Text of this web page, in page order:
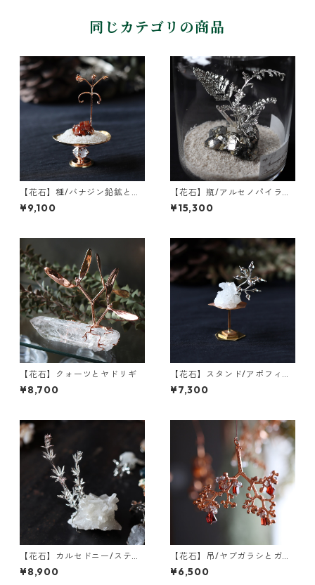
同じカテゴリの商品
【花石】種/バナジン鉛鉱とフ
ウセンカズラ
¥9,100
【花石】瓶/アルセノパイライ
トとクォーツ
¥15,300
【花石】クォーツとヤドリギ
¥8,700
【花石】スタンド/アポフィラ
イトとユーカリ
¥7,300
【花石】カルセドニー/スティ
ルバイトとヤエムグラ
¥8,900
【花石】吊/ヤブガラシとガー
ネット
¥6,500